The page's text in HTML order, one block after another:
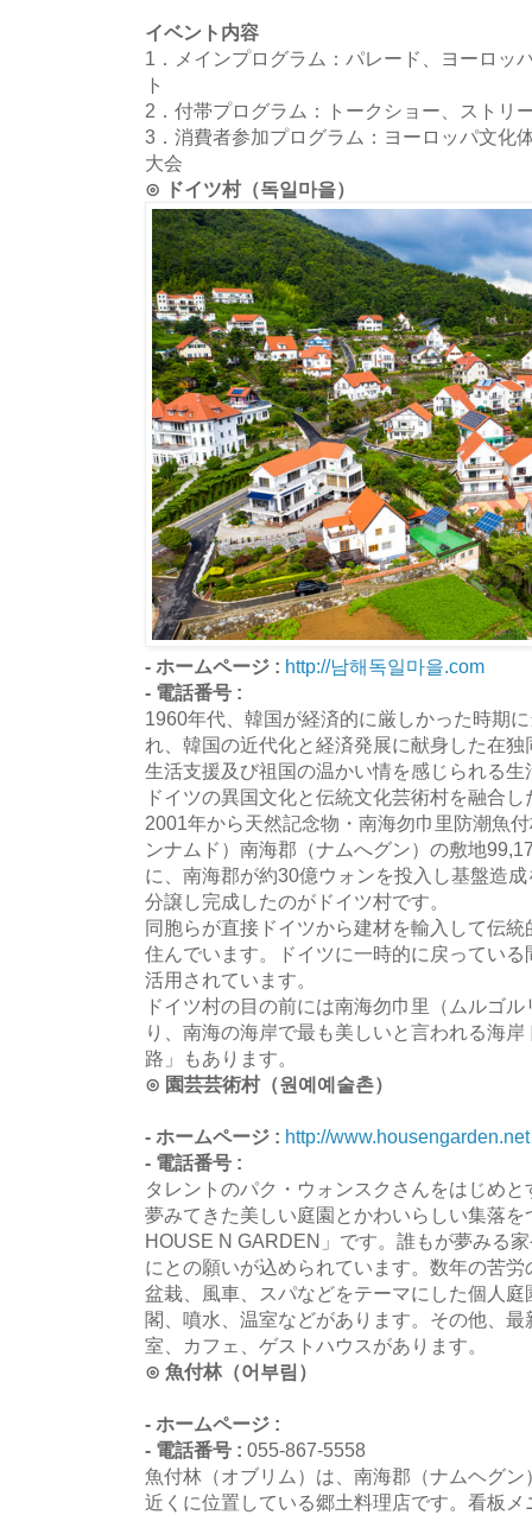
イベント内容
1．メインプログラム：パレード、ヨーロッ
ト
2．付帯プログラム：トークショー、ストリ
3．消費者参加プログラム：ヨーロッパ文化
大会
⊙ ドイツ村（독일마을）
- ホームページ : http://남해독일마을.com
- 電話番号 :
1960年代、韓国が経済的に厳しかった時期
れ、韓国の近代化と経済発展に献身した在
生活支援及び祖国の温かい情を感じられる
ドイツの異国文化と伝統文化芸術村を融合
2001年から天然記念物・南海勿巾里防潮魚
ンナムド）南海郡（ナムへグン）の敷地
に、南海郡が約30億ウォンを投入し基盤造
分譲し完成したのがドイツ村です。
同胞らが直接ドイツから建材を輸入して伝
住んでいます。ドイツに一時的に戻ってい
活用されています。
ドイツ村の目の前には南海勿巾里（ムルゴ
り、南海の海岸で最も美しいと言われる海
路」もあります。
⊙ 園芸芸術村（원예예술촌）
- ホームページ : http://www.housengarden.net
- 電話番号 :
タレントのパク・ウォンスクさんをはじめ
夢みてきた美しい庭園とかわいらしい集落
HOUSE N GARDEN」です。誰もが夢みる
にとの願いが込められています。数年の苦
盆栽、風車、スパなどをテーマにした個人
閣、噴水、温室などがあります。その他、
室、カフェ、ゲストハウスがあります。
⊙ 魚付林（어부림）
- ホームページ :
- 電話番号 : 055-867-5558
魚付林（オブリム）は、南海郡（ナムヘグ
近くに位置している郷土料理店です。看板